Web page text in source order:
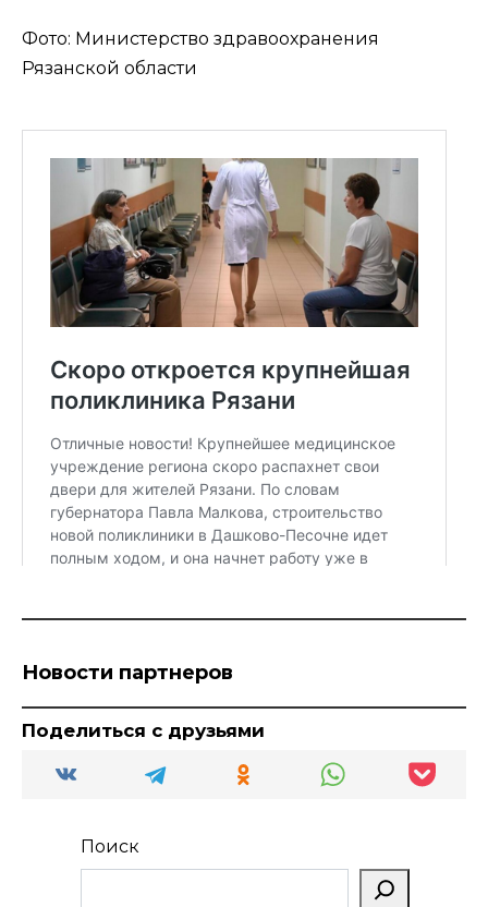
Фото: Министерство здравоохранения
Рязанской области
Новости партнеров
Поделиться с друзьями
Поиск